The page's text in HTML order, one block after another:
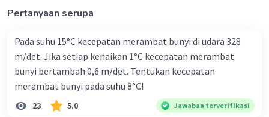
hmaks2 = 2y
Oleh karena itu jawaban yang tepat adalah C. 2y
Beri Rating· 0.0(0) Balas
Pertanyaan serupa
Pada suhu 15°C kecepatan merambat bunyi di udara 328
m/det. Jika setiap kenaikan 1°C kecepatan merambat
bunyi bertambah 0,6 m/det. Tentukan kecepatan
merambat bunyi pada suhu 8°C!
23 5.0 Jawaban terverifikasi